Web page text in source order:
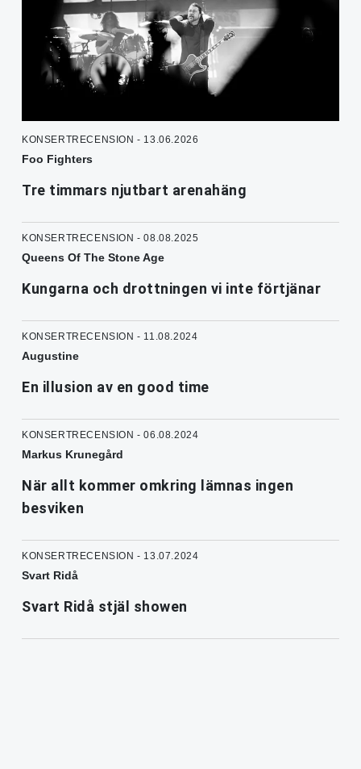
KONSERTRECENSION - 13.06.2026
Foo Fighters
Tre timmars njutbart arenahäng
KONSERTRECENSION - 08.08.2025
Queens Of The Stone Age
Kungarna och drottningen vi inte förtjänar
KONSERTRECENSION - 11.08.2024
Augustine
En illusion av en good time
KONSERTRECENSION - 06.08.2024
Markus Krunegård
När allt kommer omkring lämnas ingen
besviken
KONSERTRECENSION - 13.07.2024
Svart Ridå
Svart Ridå stjäl showen